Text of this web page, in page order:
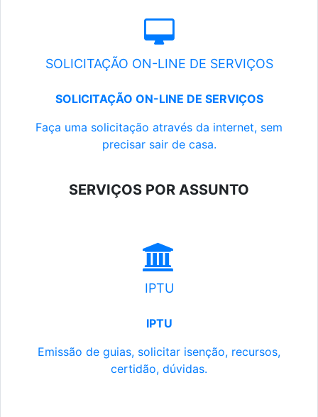
SOLICITAÇÃO ON-LINE DE SERVIÇOS
SOLICITAÇÃO ON-LINE DE SERVIÇOS
Faça uma solicitação através da internet, sem
precisar sair de casa.
SERVIÇOS POR ASSUNTO
IPTU
IPTU
Emissão de guias, solicitar isenção, recursos,
certidão, dúvidas.